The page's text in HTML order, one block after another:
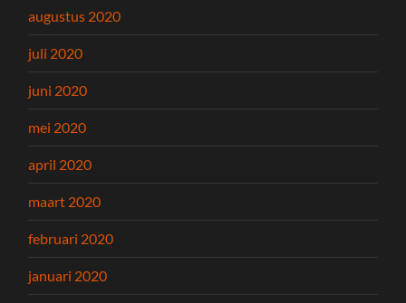
augustus 2020
juli 2020
juni 2020
mei 2020
april 2020
maart 2020
februari 2020
januari 2020